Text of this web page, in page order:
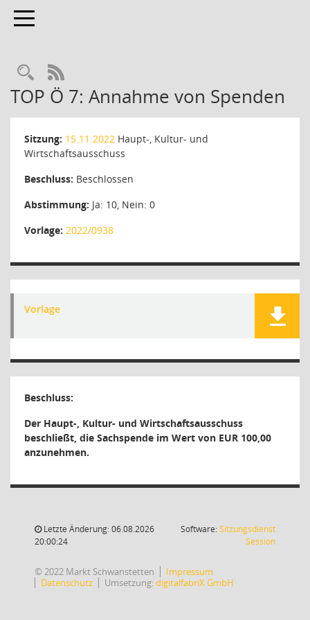
Toggle navigation
Rechercheauswahl
RSS-Feed
TOP Ö 7: Annahme von Spenden
Sitzung: 15.11.2022 Haupt-, Kultur- und
Wirtschaftsausschuss
Beschluss: Beschlossen
Abstimmung: Ja: 10, Nein: 0
Vorlage: 2022/0938
Vorlage
Beschluss:
Der Haupt-, Kultur- und Wirtschaftsausschuss
beschließt, die Sachspende im Wert von EUR 100,00
anzunehmen.
Letzte Änderung: 06.08.2026
20:00:24
Software:Sitzungsdienst
Session(Wird in
© 2022 Markt Schwanstetten
Impressum
Datenschutz
Umsetzung:digitalfabriX GmbH